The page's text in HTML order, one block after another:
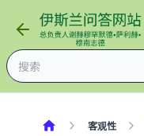
客观性